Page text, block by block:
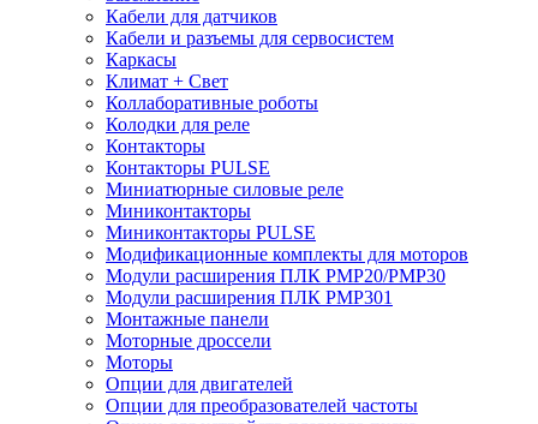
Кабели для датчиков
Кабели и разъемы для сервосистем
Каркасы
Климат + Свет
Коллаборативные роботы
Колодки для реле
Контакторы
Контакторы PULSE
Миниатюрные силовые реле
Миниконтакторы
Миниконтакторы PULSE
Модификационные комплекты для моторов
Модули расширения ПЛК PMP20/PMP30
Модули расширения ПЛК PMP301
Монтажные панели
Моторные дроссели
Моторы
Опции для двигателей
Опции для преобразователей частоты